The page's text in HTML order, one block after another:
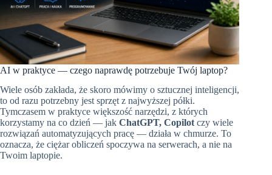
AI w praktyce — czego naprawdę potrzebuje Twój laptop?
Wiele osób zakłada, że skoro mówimy o sztucznej inteligencji,
to od razu potrzebny jest sprzęt z najwyższej półki.
Tymczasem w praktyce większość narzędzi, z których
korzystamy na co dzień — jak ChatGPT, Copilotczy wiele
rozwiązań automatyzujących pracę — działa w chmurze. To
oznacza, że ciężar obliczeń spoczywa na serwerach, a nie na
Twoim laptopie.